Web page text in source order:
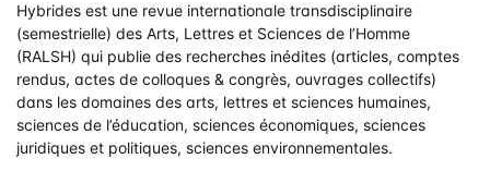
Hybrides est une revue internationale transdisciplinaire
(semestrielle) des Arts, Lettres et Sciences de l’Homme
(RALSH) qui publie des recherches inédites (articles, comptes
rendus, actes de colloques & congrès, ouvrages collectifs)
dans les domaines des arts, lettres et sciences humaines,
sciences de l’éducation, sciences économiques, sciences
juridiques et politiques, sciences environnementales.